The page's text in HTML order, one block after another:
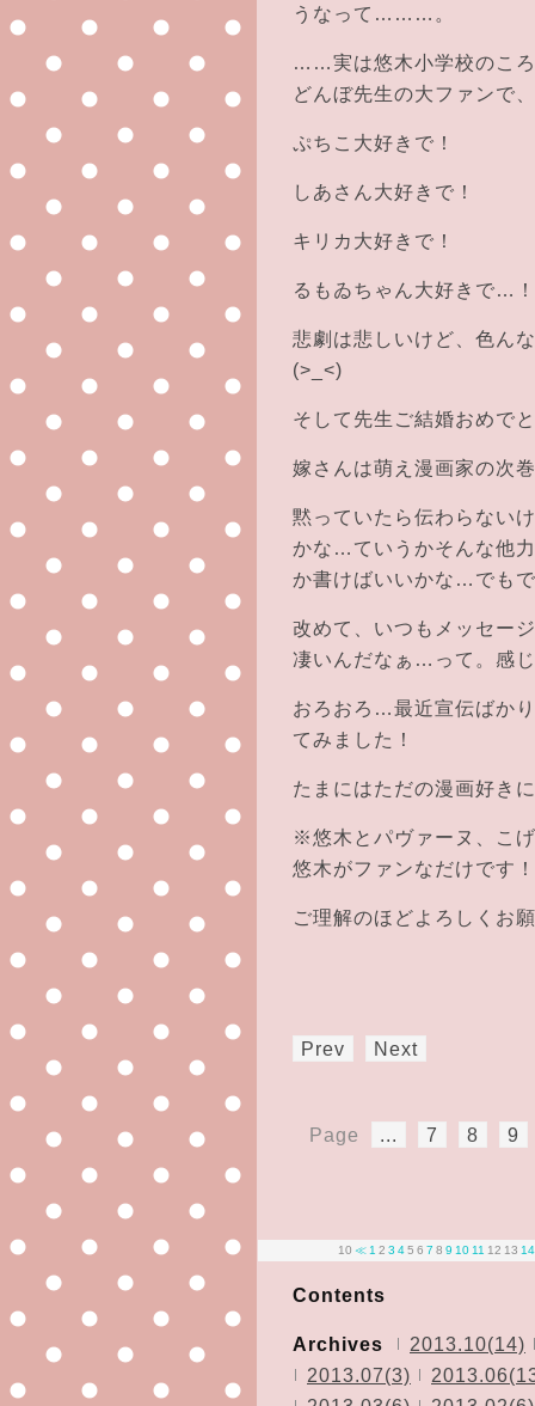
うなって………。
……実は悠木小学校のこ
どんぼ先生の大ファンで、
ぷちこ大好きで！
しあさん大好きで！
キリカ大好きで！
るもゐちゃん大好きで…！
悲劇は悲しいけど、色ん
(>_<)
そして先生ご結婚おめで
嫁さんは萌え漫画家の次
黙っていたら伝わらない
かな…ていうかそんな他
か書けばいいかな…でも
改めて、いつもメッセー
凄いんだなぁ…って。感
おろおろ…最近宣伝ばか
てみました！
たまにはただの漫画好き
※悠木とパヴァーヌ、こ
悠木がファンなだけです！
ご理解のほどよろしくお
Prev Next
Page ... 7 8 9
10 ≪ 1 2 3 4 5 6 7 8 9 10 11 12 13 14
Contents
Archives
2013.10(14)
2013.07(3)